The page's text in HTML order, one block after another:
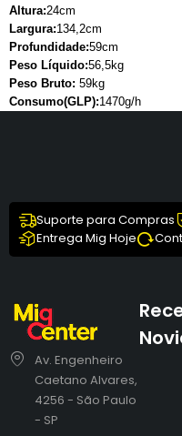
Altura:24cm
Largura:134,2cm
Profundidade:59cm
Peso Líquido:56,5kg
Peso Bruto: 59kg
Consumo(GLP):1470g/h
Suporte para Compras
Entrega Mig Hoje
Av. Engenheiro
Caetano Alvares,
4256 - São Paulo
- SP